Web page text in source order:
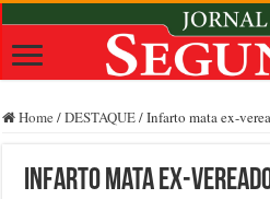
Home /DESTAQUE/Infarto mata ex-
Infarto mata ex-